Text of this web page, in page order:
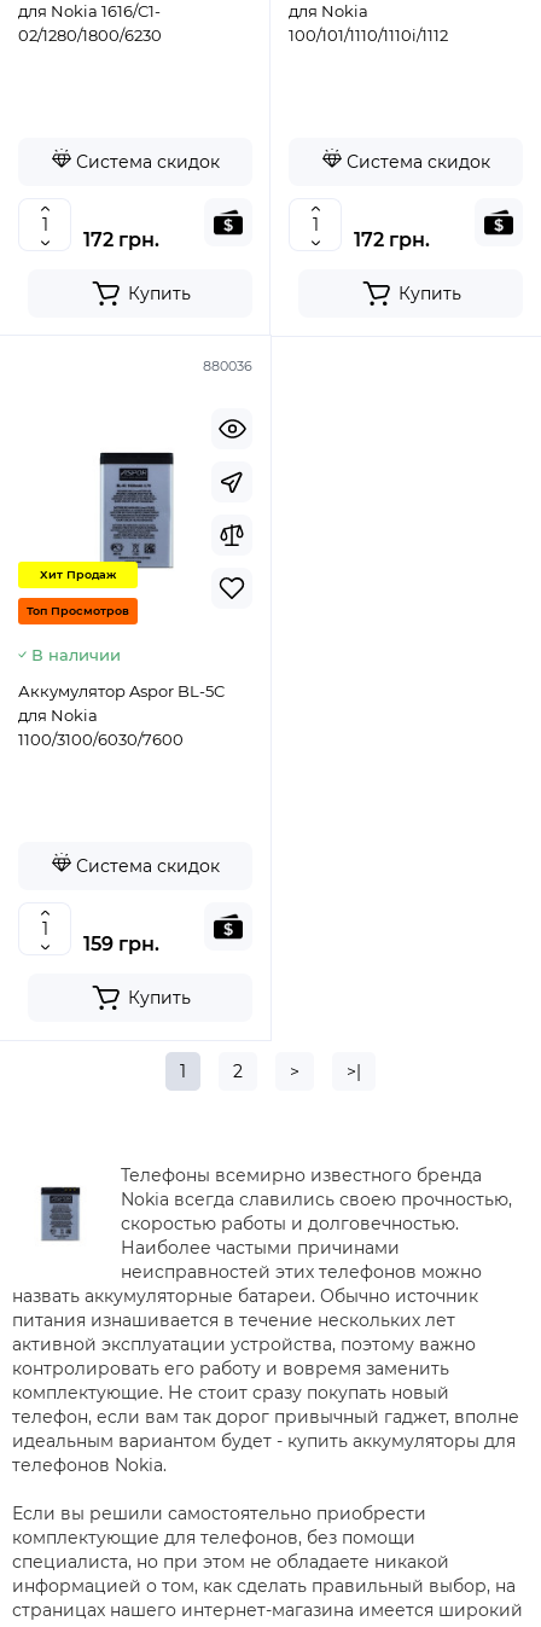
для Nokia 1616/C1-
02/1280/1800/6230
Система скидок
172 грн.
Купить
для Nokia
100/101/1110/1110i/1112
Система скидок
172 грн.
Купить
880036
Хит Продаж
Топ Просмотров
В наличии
Аккумулятор Aspor BL-5C
для Nokia
1100/3100/6030/7600
Система скидок
159 грн.
Купить
1 2 > >|
Телефоны всемирно известного бренда
Nokia всегда славились своею прочностью,
скоростью работы и долговечностью.
Наиболее частыми причинами
неисправностей этих телефонов можно
назвать аккумуляторные батареи. Обычно источник
питания изнашивается в течение нескольких лет
активной эксплуатации устройства, поэтому важно
контролировать его работу и вовремя заменить
комплектующие. Не стоит сразу покупать новый
телефон, если вам так дорог привычный гаджет, вполне
идеальным вариантом будет - купить аккумуляторы для
телефонов Nokia.
Если вы решили самостоятельно приобрести
комплектующие для телефонов, без помощи
специалиста, но при этом не обладаете никакой
информацией о том, как сделать правильный выбор, на
страницах нашего интернет-магазина имеется широкий